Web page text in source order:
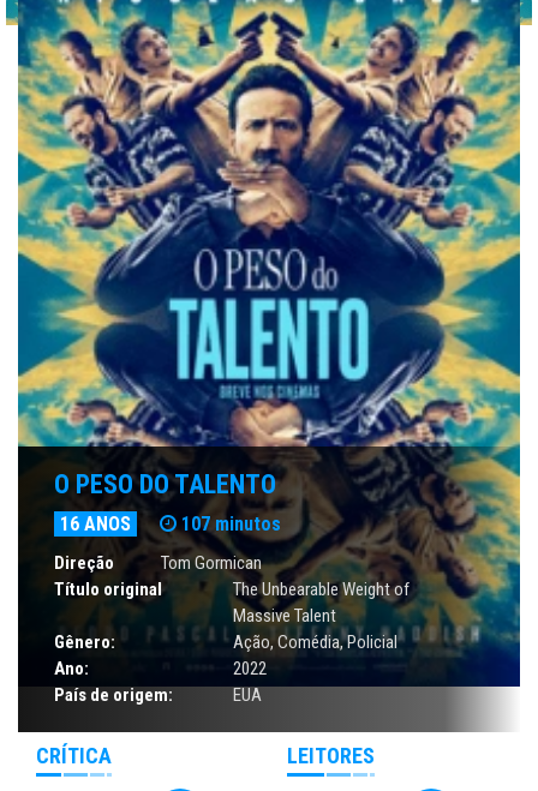
O PESO DO TALENTO
16 ANOS 107 minutos
Direção
Tom Gormican
Título original
The Unbearable Weight of
Massive Talent
Gênero:
Ação, Comédia,Policial
Ano:
2022
País de origem:
EUA
CRÍTICA LEITORES